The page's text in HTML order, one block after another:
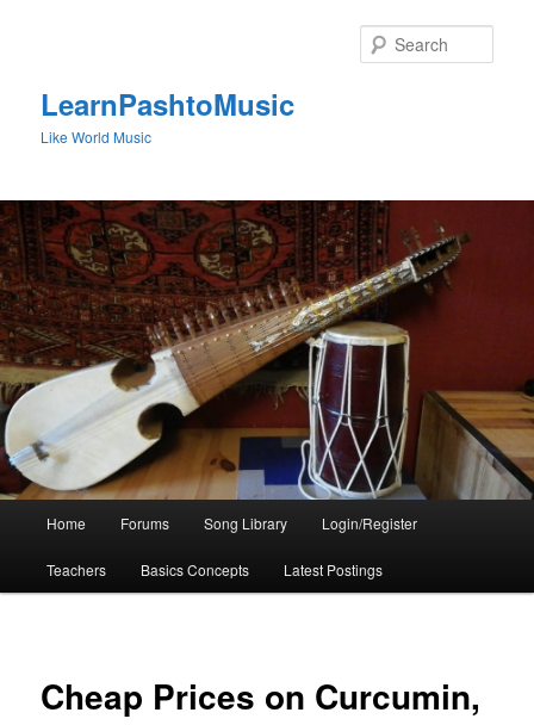
LearnPashtoMusic
Like World Music
Home Forums Song Library Login/Register
Teachers Basics Concepts Latest Postings
Cheap Prices on Curcumin,